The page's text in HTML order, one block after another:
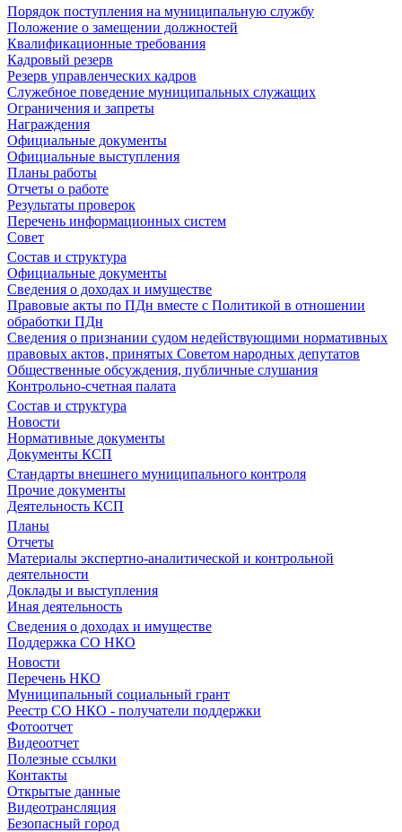
Порядок поступления на муниципальную службу
Положение о замещении должностей
Квалификационные требования
Кадровый резерв
Резерв управленческих кадров
Служебное поведение муниципальных служащих
Ограничения и запреты
Награждения
Официальные документы
Официальные выступления
Планы работы
Отчеты о работе
Результаты проверок
Перечень информационных систем
Совет
Состав и структура
Официальные документы
Сведения о доходах и имуществе
Правовые акты по ПДн вместе с Политикой в отношении
обработки ПДн
Сведения о признании судом недействующими нормативных
правовых актов, принятых Советом народных депутатов
Общественные обсуждения, публичные слушания
Контрольно-счетная палата
Состав и структура
Новости
Нормативные документы
Документы КСП
Стандарты внешнего муниципального контроля
Прочие документы
Деятельность КСП
Планы
Отчеты
Материалы экспертно-аналитической и контрольной
деятельности
Доклады и выступления
Иная деятельность
Сведения о доходах и имуществе
Поддержка СО НКО
Новости
Перечень НКО
Муниципальный социальный грант
Реестр СО НКО - получатели поддержки
Фотоотчет
Видеоотчет
Полезные ссылки
Контакты
Открытые данные
Видеотрансляция
Безопасный город